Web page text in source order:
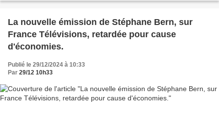
La nouvelle émission de Stéphane Bern, sur
France Télévisions, retardée pour cause
d'économies.
Publié le 29/12/2024 à 10:33
Par 29/12 10h33